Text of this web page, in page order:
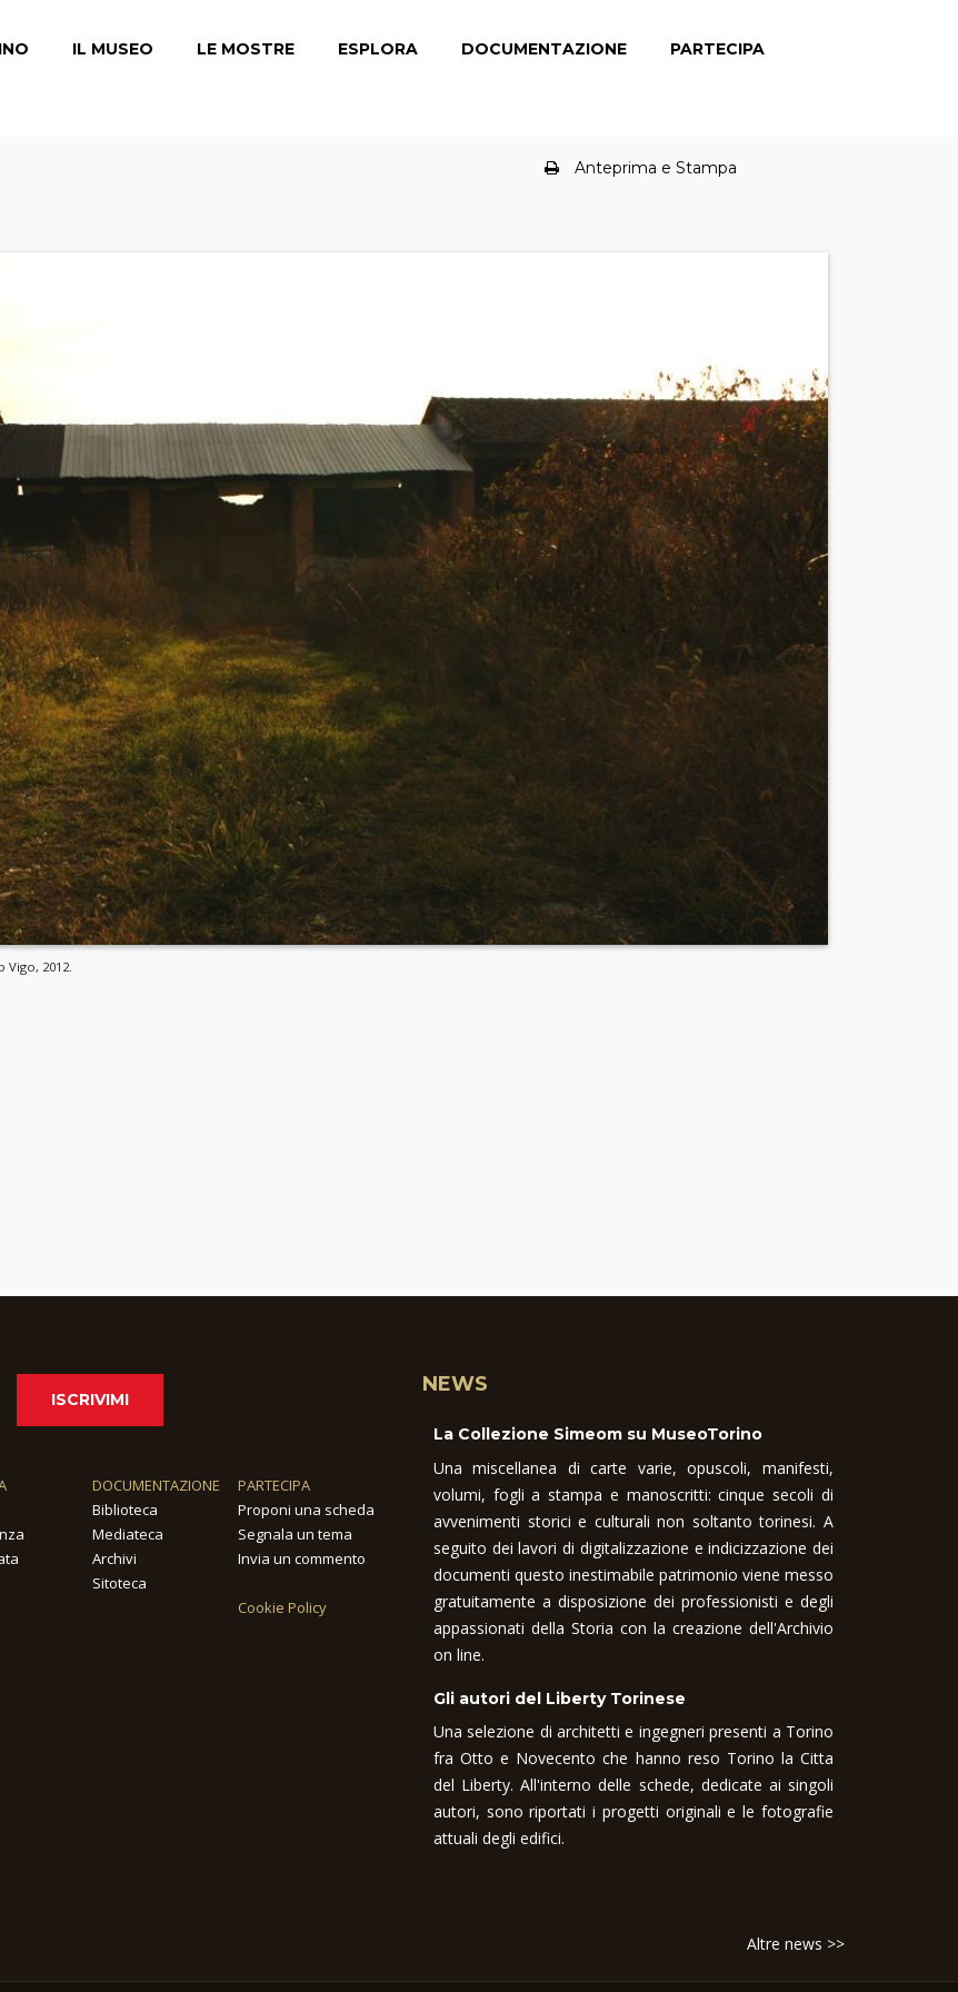
IL MUSEO LE MOSTRE ESPLORA DOCUMENTAZIONE PARTECIPA
Anteprima e Stampa
2012.
ISCRIVIMI
DOCUMENTAZIONE
Biblioteca
Mediateca
Archivi
Sitoteca
PARTECIPA
Proponi una scheda
Segnala un tema
Invia un commento
Cookie Policy
NEWS
La Collezione Simeom su MuseoTorino
Una miscellanea di carte varie, opuscoli, manifesti,
volumi, fogli a stampa e manoscritti: cinque secoli di
avvenimenti storici e culturali non soltanto torinesi. A
seguito dei lavori di digitalizzazione e indicizzazione dei
documenti questo inestimabile patrimonio viene messo
gratuitamente a disposizione dei professionisti e degli
appassionati della Storia con la creazione dell'Archivio
on line.
Gli autori del Liberty Torinese
Una selezione di architetti e ingegneri presenti a Torino
fra Otto e Novecento che hanno reso Torino la Citta
del Liberty. All'interno delle schede, dedicate ai singoli
autori, sono riportati i progetti originali e le fotografie
attuali degli edifici.
Altre news >>